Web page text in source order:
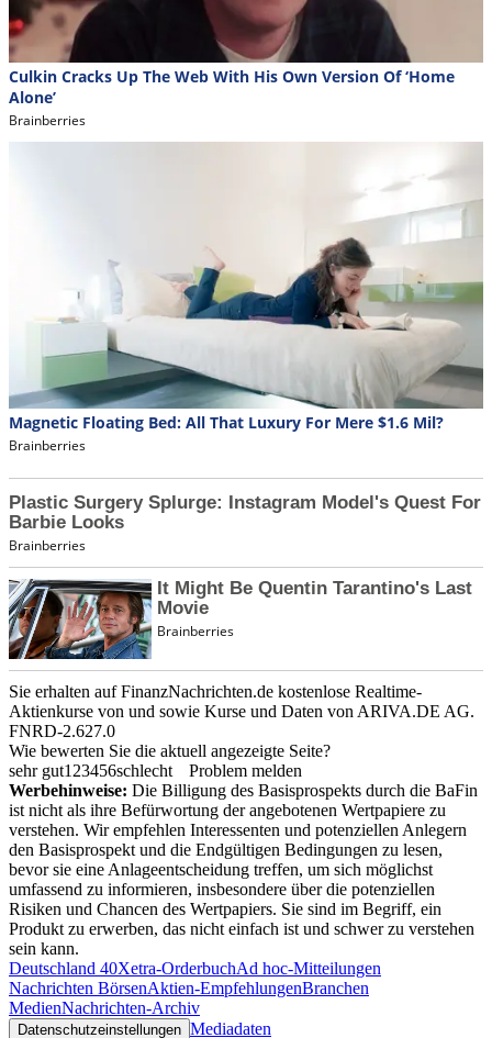
Sie erhalten auf FinanzNachrichten.de kostenlose Realtime-
Aktienkurse von und sowie Kurse und Daten von ARIVA.DE AG.
FNRD-2.627.0
Wie bewerten Sie die aktuell angezeigte Seite?
sehr gut1 23456schlecht
Problem melden
Werbehinweise: Die Billigung des Basisprospekts durch die BaFin
ist nicht als ihre Befürwortung der angebotenen Wertpapiere zu
verstehen. Wir empfehlen Interessenten und potenziellen Anlegern
den Basisprospekt und die Endgültigen Bedingungen zu lesen,
bevor sie eine Anlageentscheidung treffen, um sich möglichst
umfassend zu informieren, insbesondere über die potenziellen
Risiken und Chancen des Wertpapiers. Sie sind im Begriff, ein
Produkt zu erwerben, das nicht einfach ist und schwer zu verstehen
sein kann.
Deutschland 40Xetra-OrderbuchAd hoc-Mitteilungen
Nachrichten BörsenAktien-EmpfehlungenBranchen
MedienNachrichten-Archiv
Datenschutzeinstellungen Mediadaten